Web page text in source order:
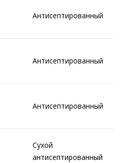
Антисептированный
Антисептированный
Антисептированный
Сухой
антисептированный